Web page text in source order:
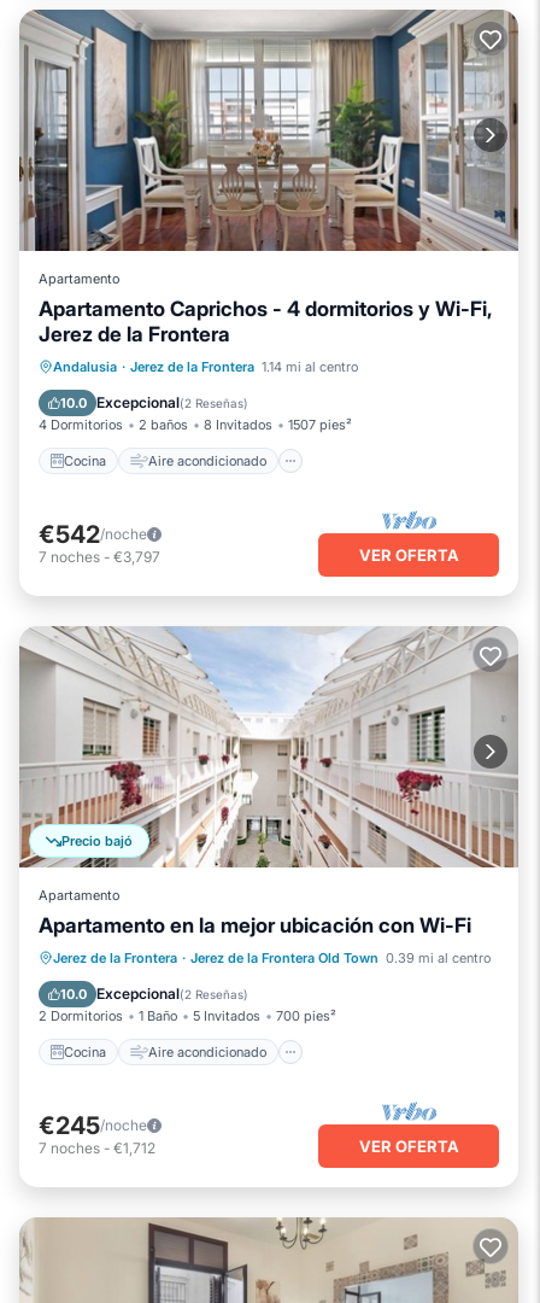
Apartamento
Apartamento Caprichos - 4 dormitorios y Wi-Fi,
Jerez de la Frontera
Andalusia · Jerez de la Frontera 1.14 mi al centro
10.0 Excepcional(2 Reseñas)
4 Dormitorios 2 baños 8 Invitados 1507 pies²
Cocina Aire acondicionado
Cocina Aire acondicionado
Apto para niños
€542/noche
7 noches - €3,797 VER OFERTA
Precio bajó
Apartamento
Apartamento en la mejor ubicación con Wi-Fi
Jerez de la Frontera · Jerez de la Frontera Old Town 0.39 mi al centro
10.0 Excepcional(2 Reseñas)
2 Dormitorios 1 Baño 5 Invitados 700 pies²
Cocina Aire acondicionado
Cocina Aire acondicionado
Internet
Apto para niños
€245/noche
7 noches - €1,712 VER OFERTA